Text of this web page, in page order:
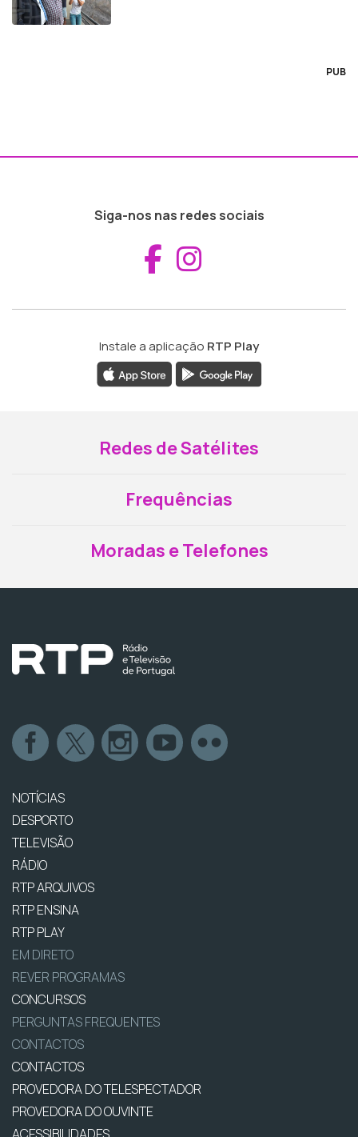
PUB
Siga-nos nas redes sociais
Aceder ao
Instale a aplicação RTP Play
Redes de Satélites
Frequências
Moradas e Telefones
NOTÍCIAS
DESPORTO
TELEVISÃO
RÁDIO
RTP ARQUIVOS
RTP ENSINA
RTP PLAY
EM DIRETO
REVER PROGRAMAS
CONCURSOS
PERGUNTAS FREQUENTES
CONTACTOS
CONTACTOS
PROVEDORA DO TELESPECTADOR
PROVEDORA DO OUVINTE